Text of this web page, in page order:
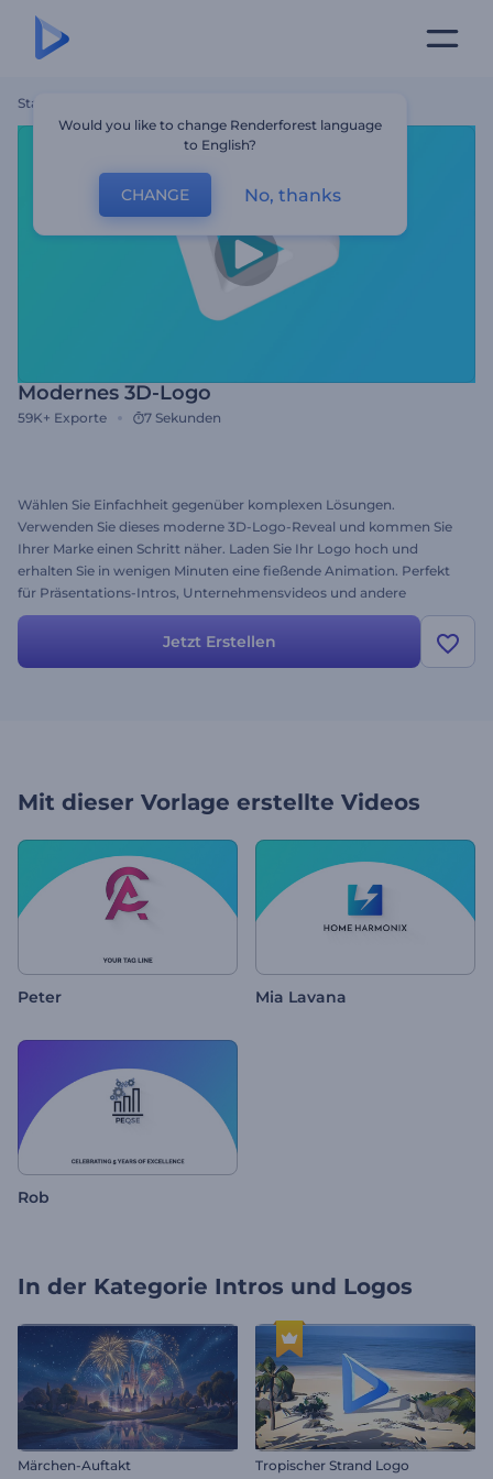
Startseite
Modernes 3D-Logo
59K+ Exporte 7 Sekunden
Wählen Sie Einfachheit gegenüber komplexen Lösungen.
Verwenden Sie dieses moderne 3D-Logo-Reveal und kommen Sie
Ihrer Marke einen Schritt näher. Laden Sie Ihr Logo hoch und
erhalten Sie in wenigen Minuten eine fießende Animation. Perfekt
für Präsentations-Intros, Unternehmensvideos und andere
Projekte. Drücken Sie Ihre Markenidentität durch einfaches Design
aus. Jetzt kostenlos testen!Jetzt Erstellen
Mit dieser Vorlage erstellte Videos
Peter Mia Lavana
Rob
In der Kategorie Intros und Logos
Märchen-Auftakt Tropischer Strand Logo
Would you like to change Renderforest language
to English?
CHANGE No, thanks